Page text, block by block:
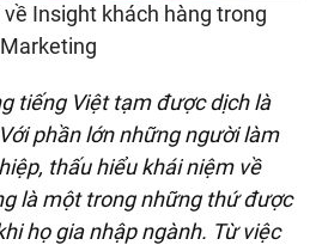
về Insight khách hàng trong
Marketing
tiếng Việt tạm được dịch là
phần lớn những người làm
thấu hiểu khái niệm về
là một trong những thứ được
họ gia nhập ngành. Từ việc